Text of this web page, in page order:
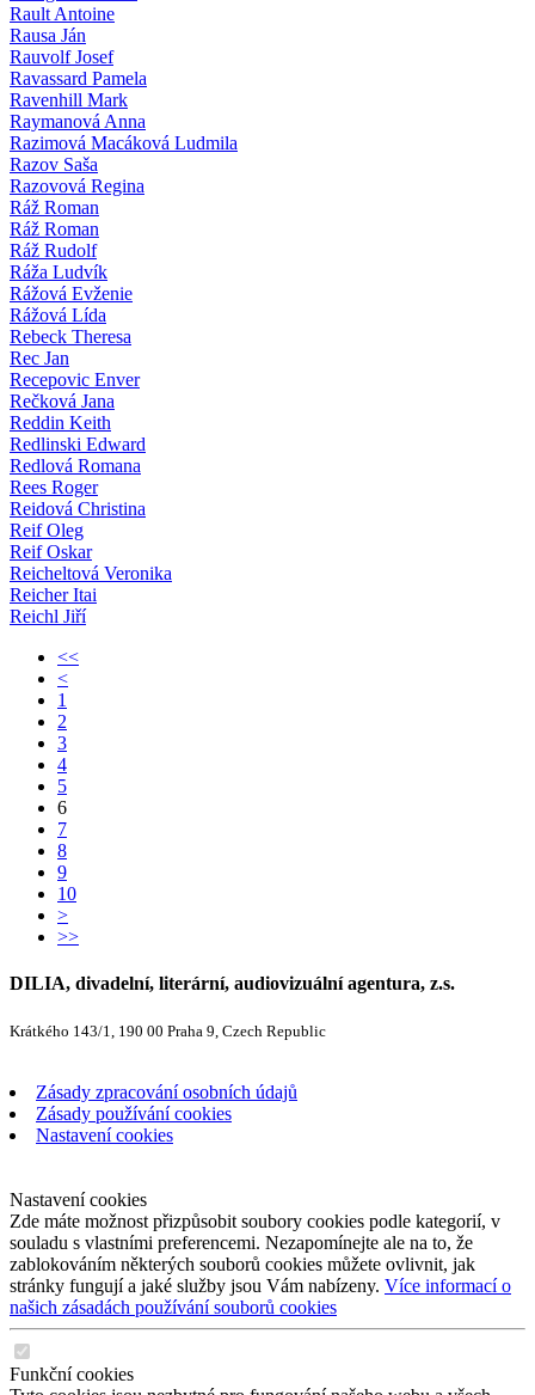
Rault Antoine
Rausa Ján
Rauvolf Josef
Ravassard Pamela
Ravenhill Mark
Raymanová Anna
Razimová Macáková Ludmila
Razov Saša
Razovová Regina
Ráž Roman
Ráž Roman
Ráž Rudolf
Ráža Ludvík
Rážová Evženie
Rážová Lída
Rebeck Theresa
Rec Jan
Recepovic Enver
Rečková Jana
Reddin Keith
Redlinski Edward
Redlová Romana
Rees Roger
Reidová Christina
Reif Oleg
Reif Oskar
Reicheltová Veronika
Reicher Itai
Reichl Jiří
<<
<
1
2
3
4
5
6
7
8
9
10
>
>>
DILIA, divadelní, literární, audiovizuální agentura, z.s.
Krátkého 143/1, 190 00 Praha 9, Czech Republic
Zásady zpracování osobních údajů
Zásady používání cookies
Nastavení cookies
Nastavení cookies
Zde máte možnost přizpůsobit soubory cookies podle kategorií, v
souladu s vlastními preferencemi. Nezapomínejte ale na to, že
zablokováním některých souborů cookies můžete ovlivnit, jak
stránky fungují a jaké služby jsou Vám nabízeny. Více informací o
našich zásadách používání souborů cookies
Funkční cookies